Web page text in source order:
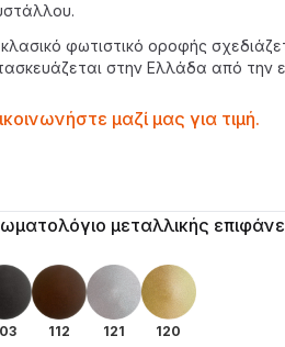
φωτιστικό οροφής
στην Ελλάδα από την
μαζί μας για τιμή.
detailsμεταλλικής
112 121 120